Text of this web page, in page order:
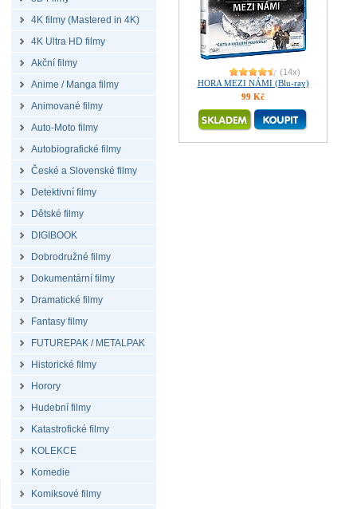
4K filmy (Mastered in 4K)
4K Ultra HD filmy
Akční filmy
Anime / Manga filmy
Animované filmy
Auto-Moto filmy
Autobiografické filmy
České a Slovenské filmy
Detektivní filmy
Dětské filmy
DIGIBOOK
Dobrodružné filmy
Dokumentární filmy
Dramatické filmy
Fantasy filmy
FUTUREPAK / METALPAK
Historické filmy
Horory
Hudební filmy
Katastrofické filmy
KOLEKCE
Komedie
Komiksové filmy
(14x)
HORA MEZI NÁMI (Blu-ray)
99 Kč